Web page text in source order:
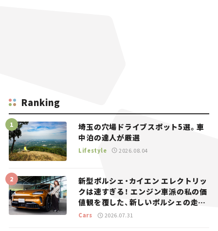
Ranking
埼玉の穴場ドライブスポット5選。車
中泊の達人が厳選
Lifestyle 2026.08.04
新型ポルシェ・カイエン エレクトリッ
クは速すぎる！ エンジン車派の私の価
値観を覆した、新しいポルシェの走
り。
Cars 2026.07.31